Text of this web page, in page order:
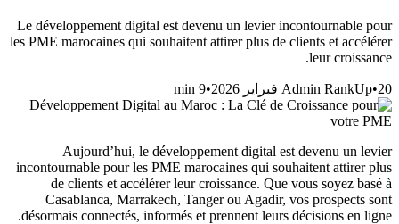
Le développement digital est devenu un levier incontournable pour
les PME marocaines qui souhaitent attirer plus de clients et accélérer
leur croissance.
Admin RankUp•20 فبراير 2026 •
9
Aujourd’hui, le développement digital est devenu un levier
incontournable pour les PME marocaines qui souhaitent attirer plus
de clients et accélérer leur croissance. Que vous soyez basé à
Casablanca, Marrakech, Tanger ou Agadir, vos prospects sont
désormais connectés, informés et prennent leurs décisions en ligne.